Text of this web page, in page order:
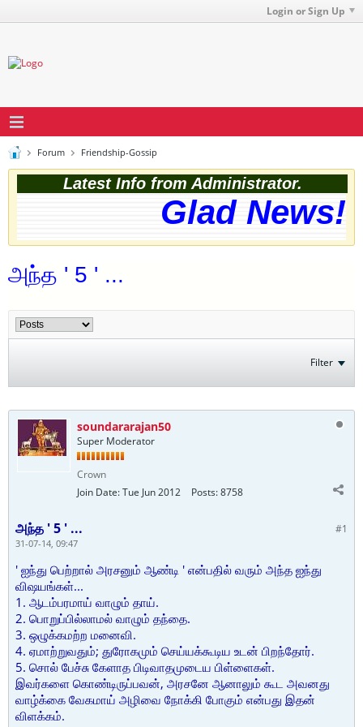
Login or Sign Up
Forum Friendship-Gossip
Latest Info from Administrator.
Glad
அந்த ' 5 ' ...
Filter
soundararajan50
Super Moderator
Crown
Join Date:Tue Jun 2012 Posts:8758
#1
அந்த ' 5 ' ...
31-07-14, 09:47
' ஐந்து பெற்றால் அரசனும் ஆண்டி ' என்பதில் வரும் அந்த ஐந்து
விஷயங்கள்...
1. ஆடம்பரமாய் வாழும் தாய்.
2. பொறுப்பில்லாமல் வாழும் தந்தை.
3. ஒழுக்கமற்ற மனைவி.
4. ஏமாற்றுவதும்; துரோகமும் செய்யக்கூடிய உடன் பிறந்தோர்.
5. சொல் பேச்சு கேளாத பிடிவாதமுடைய பிள்ளைகள்.
இவர்களை கொண்டிருப்பவன், அரசனே ஆனாலும் கூட அவனது
வாழ்க்கை வேகமாய் அழிவை நோக்கி போகும் என்பது இதன்
விளக்கம்.